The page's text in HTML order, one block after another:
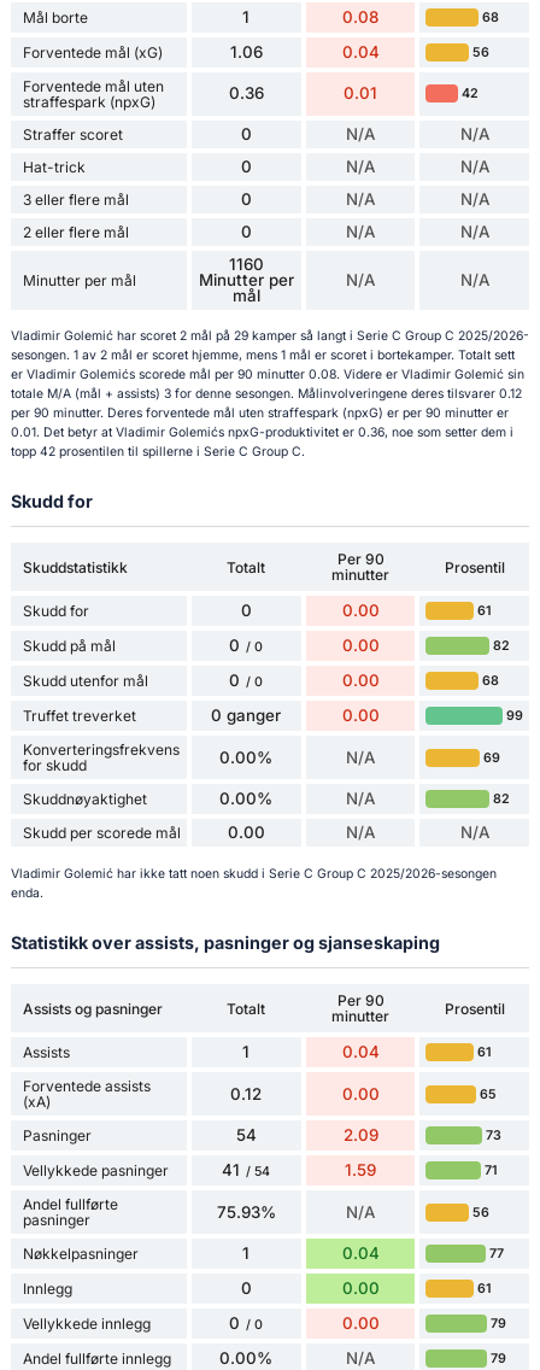
Mål borte 1 0.08 68
Forventede mål (xG) 1.06 0.04 56
Forventede mål uten
straffespark (npxG)
0.36 0.01 42
Straffer scoret 0 N/A N/A
Hat-trick 0 N/A N/A
3 eller flere mål 0 N/A N/A
2 eller flere mål 0 N/A N/A
Minutter per mål
1160
Minutter per
mål
N/A N/A
Vladimir Golemić har scoret 2 mål på 29 kamper så langt i Serie C Group C 2025/2026-
sesongen. 1 av 2 mål er scoret hjemme, mens 1 mål er scoret i bortekamper. Totalt sett
er Vladimir Golemićs scorede mål per 90 minutter 0.08. Videre er Vladimir Golemić sin
totale M/A (mål + assists) 3 for denne sesongen. Målinvolveringene deres tilsvarer 0.12
per 90 minutter. Deres forventede mål uten straffespark (npxG) er per 90 minutter er
0.01. Det betyr at Vladimir Golemićs npxG-produktivitet er 0.36, noe som setter dem i
topp 42 prosentilen til spillerne i Serie C Group C.
Skudd for
Skuddstatistikk Totalt
Per 90
minutter
Prosentil
Skudd for 0 0.00 61
Skudd på mål 0 / 0 0.00 82
Skudd utenfor mål 0 / 0 0.00 68
Truffet treverket 0 ganger 0.00 99
Konverteringsfrekvens
for skudd
0.00% N/A 69
Skuddnøyaktighet 0.00% N/A 82
Skudd per scorede mål 0.00 N/A N/A
Vladimir Golemić har ikke tatt noen skudd i Serie C Group C 2025/2026-sesongen
enda.
Statistikk over assists, pasninger og sjanseskaping
Assists og pasninger Totalt
Per 90
minutter
Prosentil
Assists 1 0.04 61
Forventede assists
(xA)
0.12 0.00 65
Pasninger 54 2.09 73
Vellykkede pasninger 41 / 54 1.59 71
Andel fullførte
pasninger
75.93% N/A 56
Nøkkelpasninger 1 0.04 77
Innlegg 0 0.00 61
Vellykkede innlegg 0 / 0 0.00 79
Andel fullførte innlegg 0.00% N/A 79